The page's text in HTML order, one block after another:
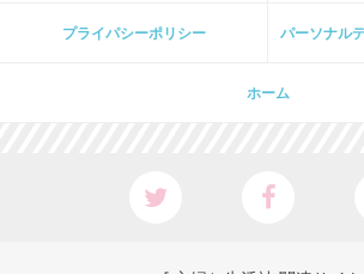
プライパシーポリシー パーソナル
ホーム